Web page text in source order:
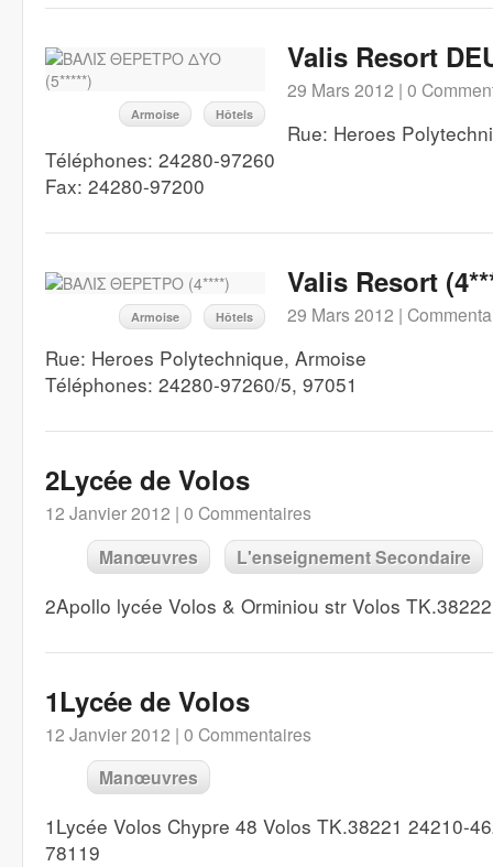
Armoise Hôtels
Valis Resort
29 Mars 2012 | 0
Rue: Heroes
Téléphones: 24280-97260
Fax: 24280-97200
Armoise Hôtels
Valis Resort
29 Mars 2012 |
Rue: Heroes Polytechnique, Armoise
Téléphones: 24280-97260/5, 97051
2Lycée de Volos
12 Janvier 2012 | 0 Commentaires
Manœuvres L'enseignement Secondaire
2Apollo lycée Volos & Orminiou str Volos
1Lycée de Volos
12 Janvier 2012 | 0 Commentaires
Manœuvres
1Lycée Volos Chypre 48 Volos TK.38221 24210-
78119